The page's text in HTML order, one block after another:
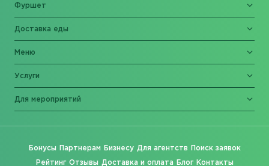
Фуршет
Доставка еды
Меню
Услуги
Для мероприятий
Бонусы Партнерам Бизнесу Для агентств Поиск заявок
Рейтинг Отзывы Доставка и оплата Блог Контакты